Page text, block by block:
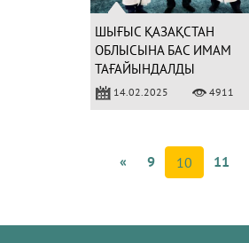
ШЫҒЫС ҚАЗАҚСТАН
ОБЛЫСЫНА БАС ИМАМ
ТАҒАЙЫНДАЛДЫ
14.02.2025 4911
« 9 10 11